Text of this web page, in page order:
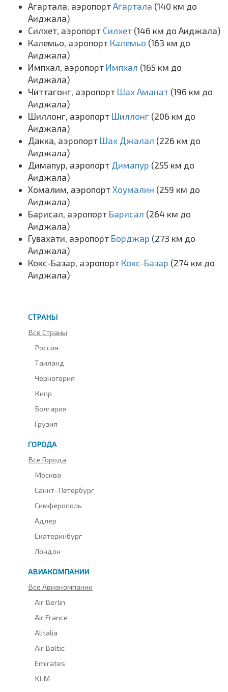
Агартала, аэропорт Агартала (140 км до
Аиджала)
Силхет, аэропорт Силхет (146 км до Аиджала)
Калемьо, аэропорт Калемьо (163 км до
Аиджала)
Импхал, аэропорт Импхал (165 км до
Аиджала)
Читтагонг, аэропорт Шах Аманат (196 км до
Аиджала)
Шиллонг, аэропорт Шиллонг (206 км до
Аиджала)
Дакка, аэропорт Шах Джалал (226 км до
Аиджала)
Димапур, аэропорт Димапур (255 км до
Аиджала)
Хомалим, аэропорт Хоумалин (259 км до
Аиджала)
Барисал, аэропорт Барисал (264 км до
Аиджала)
Гувахати, аэропорт Борджар (273 км до
Аиджала)
Кокс-Базар, аэропорт Кокс-Базар (274 км до
Аиджала)
СТРАНЫ
Все Страны
Россия
Таиланд
Черногория
Кипр
Болгария
Грузия
ГОРОДА
Все Города
Москва
Санкт-Петербург
Симферополь
Адлер
Екатеринбург
Лондон
АВИАКОМПАНИИ
Все Авиакомпании
Air Berlin
Air France
Alitalia
Air Baltic
Emirates
KLM